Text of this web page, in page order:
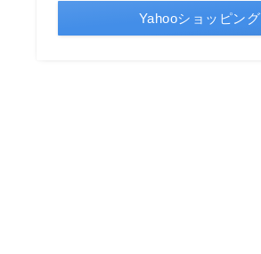
Yahooショッピング